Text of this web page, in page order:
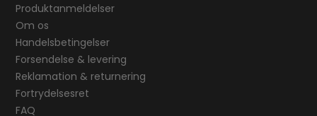
Produktanmeldelser
Om os
Handelsbetingelser
Forsendelse & levering
Reklamation & returnering
Fortrydelsesret
FAQ